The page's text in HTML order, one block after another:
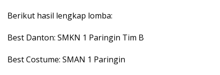
Berikut hasil lengkap lomba:
Best Danton: SMKN 1 Paringin Tim B
Best Costume: SMAN 1 Paringin